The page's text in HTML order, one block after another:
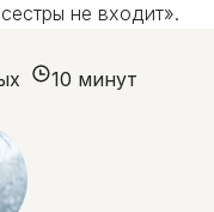
не входит».
10 минут